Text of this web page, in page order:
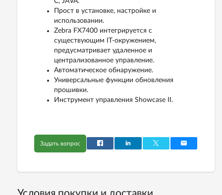
Прост в установке, настройке и
использовании.
Zebra FX7400 интегрируется с
существующим IT-окружением,
предусматривает удаленное и
централизованное управление.
Автоматическое обнаружение.
Универсальные функции обновления
прошивки.
Инструмент управления Showcase II.
Задать вопрос